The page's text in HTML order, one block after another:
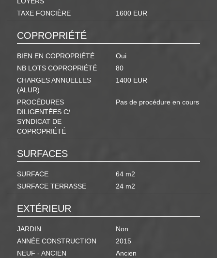
TAXE FONCIÈRE
1600 EUR
COPROPRIÉTÉ
BIEN EN COPROPRIÉTÉ
Oui
NB LOTS COPROPRIÉTÉ
80
CHARGES ANNUELLES
(ALUR)
1400 EUR
PROCÉDURES
DILIGENTÉES C/
SYNDICAT DE
COPROPRIÉTÉ
Pas de procédure en cours
SURFACES
SURFACE
64 m2
SURFACE TERRASSE
24 m2
EXTÉRIEUR
JARDIN
Non
ANNÉE CONSTRUCTION
2015
NEUF - ANCIEN
Ancien